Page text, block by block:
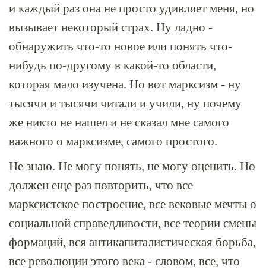
и каждый раз она не просто удивляет меня, но
вызывает некоторый страх. Ну ладно -
обнаружить что-то новое или понять что-
нибудь по-другому в какой-то области,
которая мало изучена. Но вот марксизм - ну
тысячи и тысячи читали и учили, ну почему
же никто не нашел и не сказал мне самого
важного о марксизме, самого простого.
Не знаю. Не могу понять, не могу оценить. Но
должен еще раз повторить, что все
марксистское построение, все вековые мечты о
социальной справедливости, все теории смены
формаций, вся антикапиталистическая борьба,
все революции этого века - словом, все, что